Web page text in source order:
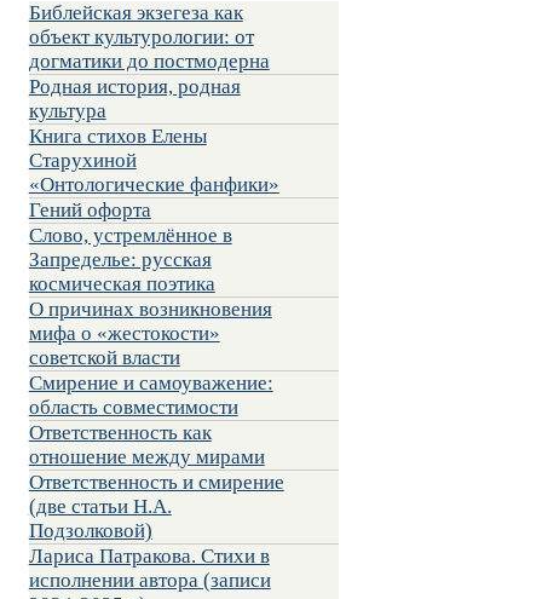
Библейская экзегеза как
объект культурологии: от
догматики до постмодерна
Родная история, родная
культура
Книга стихов Елены
Старухиной
«Онтологические фанфики»
Гений офорта
Слово, устремлённое в
Запределье: русская
космическая поэтика
О причинах возникновения
мифа о «жестокости»
советской власти
Смирение и самоуважение:
область совместимости
Ответственность как
отношение между мирами
Ответственность и смирение
(две статьи Н.А.
Подзолковой)
Лариса Патракова. Стихи в
исполнении автора (записи